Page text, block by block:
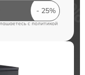
cполитикой